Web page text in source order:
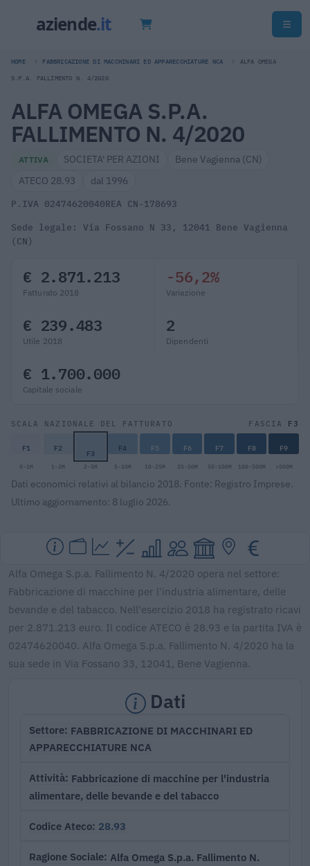
HOME FABBRICAZIONE DI MACCHINARI ED APPARECCHIATURE NCA ALFA OMEGA
S.P.A. FALLIMENTO N. 4/2020
ALFA OMEGA S.P.A.
FALLIMENTO N. 4/2020
ATTIVA SOCIETA' PER AZIONI
Bene Vagienna (CN)
ATECO 28.93
dal 1996
P.IVA 02474620040REA CN-178693
Sede legale: Via Fossano N 33, 12041 Bene Vagienna
(CN)
€ 2.871.213
Fatturato 2018
-56,2%
Variazione
€ 239.483
Utile 2018
2
Dipendenti
€ 1.700.000
Capitale sociale
SCALA NAZIONALE DEL FATTURATO FASCIA F3
F1 F2 F3 F4 F5 F6 F7 F8 F9
0-1M 1-2M 2-5M 5-10M 10-25M 25-50M 50-100M 100-500M >500M
Dati economici relativi al bilancio 2018. Fonte: Registro Imprese.
Ultimo aggiornamento: 8 luglio 2026.
Alfa Omega S.p.a. Fallimento N. 4/2020 opera nel settore:
Fabbricazione di macchine per l'industria alimentare, delle
bevande e del tabacco. Nell'esercizio 2018 ha registrato ricavi
per 2.871.213 euro. Il codice ATECO è 28.93 e la partita IVA è
02474620040. Alfa Omega S.p.a. Fallimento N. 4/2020 ha la
sua sede in Via Fossano 33, 12041, Bene Vagienna.
Dati
Settore FABBRICAZIONE DI MACCHINARI ED
APPARECCHIATURE NCA
Attività Fabbricazione di macchine per l'industria
alimentare, delle bevande e del tabacco
Codice Ateco 28.93
Ragione Sociale Alfa Omega S.p.a. Fallimento N.